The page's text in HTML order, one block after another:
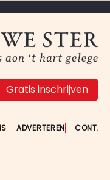
Gratis inschrijven
ADVERTEREN